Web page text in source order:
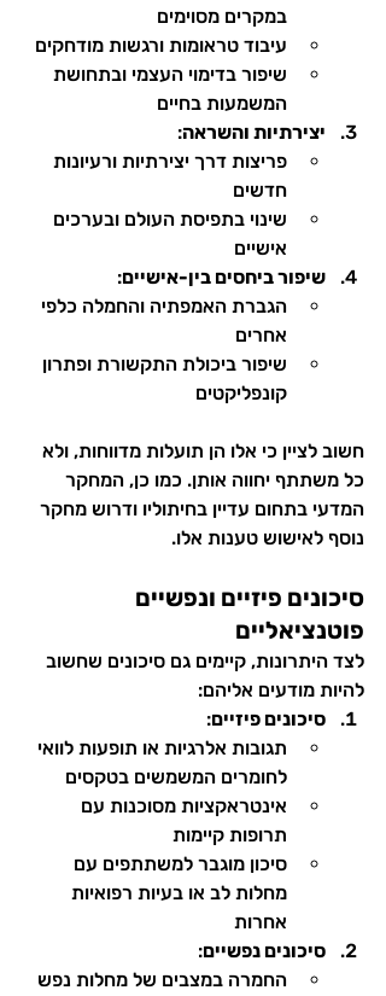
במקרים מסוימים
עיבוד טראומות ורגשות מודחקים
שיפור בדימוי העצמי ובתחושת
המשמעות בחיים
יצירתיות והשראה:
פריצות דרך יצירתיות ורעיונות
חדשים
שינוי בתפיסת העולם ובערכים
אישיים
שיפור ביחסים בין-אישיים:
הגברת האמפתיה והחמלה כלפי
אחרים
שיפור ביכולת התקשורת ופתרון
קונפליקטים
חשוב לציין כי אלו הן תועלות מדווחות, ולא
כל משתתף יחווה אותן. כמו כן, המחקר
המדעי בתחום עדיין בחיתוליו ודרוש מחקר
נוסף לאישוש טענות אלו.
סיכונים פיזיים ונפשיים
פוטנציאליים
לצד היתרונות, קיימים גם סיכונים שחשוב
להיות מודעים אליהם:
סיכונים פיזיים:
תגובות אלרגיות או תופעות לוואי
לחומרים המשמשים בטקסים
אינטראקציות מסוכנות עם
תרופות קיימות
סיכון מוגבר למשתתפים עם
מחלות לב או בעיות רפואיות
אחרות
סיכונים נפשיים:
החמרה במצבים של מחלות נפש